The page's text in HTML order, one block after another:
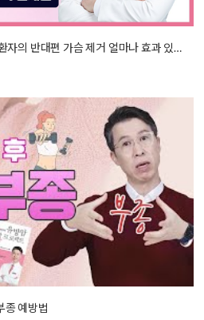
자의 반대편 가슴 제거 얼마나 효과 있…
종 예방법